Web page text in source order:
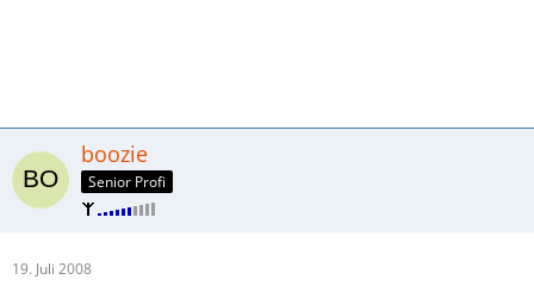
boozie
Senior Profi
19. Juli 2008